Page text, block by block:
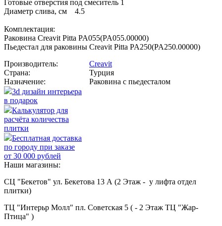
Готовые отверстия под смеситель 1
Диаметр слива, см 4.5
Комплектация:
Раковина Creavit Pitta PA055(PA055.00000)
Пьедестал для раковины Creavit Pitta PA250(PA250.00000)
Производитель:
Creavit
Страна:
Турция
Назначение:
Раковина с пьедесталом
3d дизайн интерьера
в подарок
Калькулятор для
расчёта количества
плитки
Бесплатная доставка
по городу при заказе
от 30 000 рублей
Наши магазины:
СЦ "Бекетов" ул. Бекетова 13 А (2 Этаж - у лифта отдел
плитки)
ТЦ "Интерьр Молл" пл. Советская 5 ( - 2 Этаж ТЦ "Жар-
Птица" )